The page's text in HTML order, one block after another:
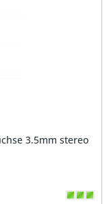
3.5mm stereo